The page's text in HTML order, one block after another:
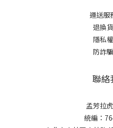
運送服
退換
隱私
防詐
聯絡
孟芳拉
統編：